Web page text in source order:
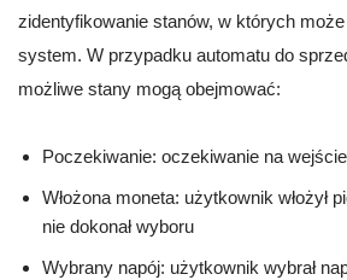
zidentyfikowanie stanów, w których
system. W przypadku automatu do
możliwe stany mogą obejmować:
Poczekiwanie: oczekiwanie na
Włożona moneta: użytkownik włożył
nie dokonał wyboru
Wybrany napój: użytkownik wybrał